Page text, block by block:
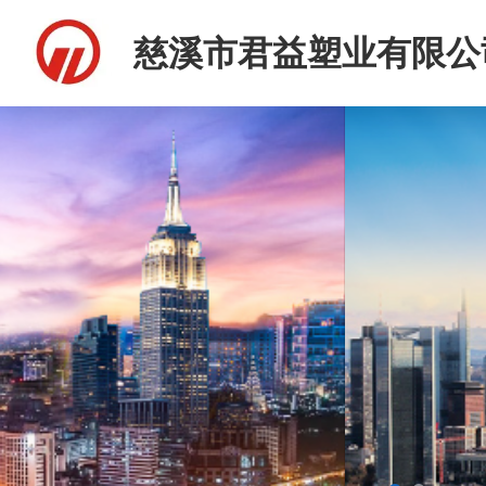
慈溪市君益塑业有限